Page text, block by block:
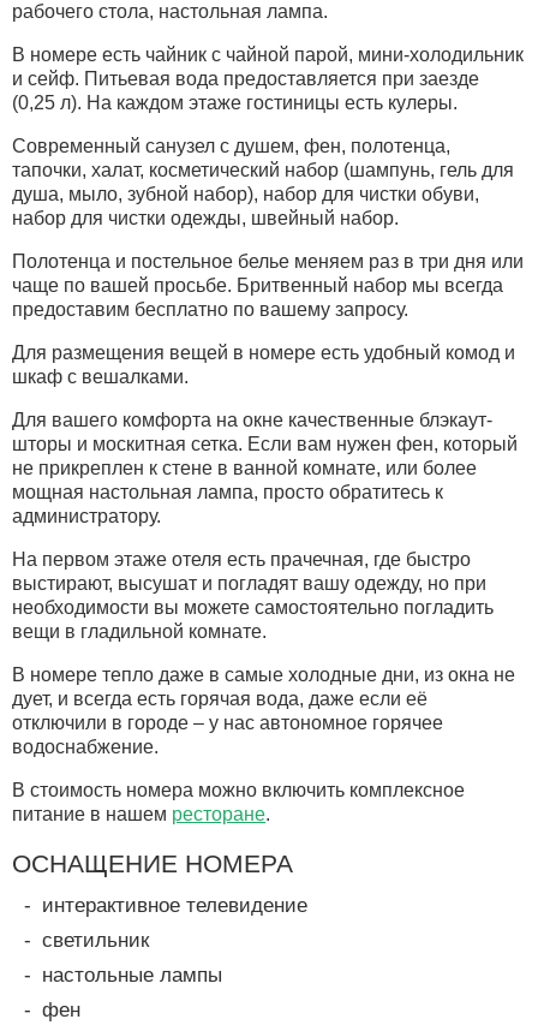
рабочего стола, настольная лампа.
В номере есть чайник с чайной парой, мини-холодильник
и сейф. Питьевая вода предоставляется при заезде
(0,25 л). На каждом этаже гостиницы есть кулеры.
Современный санузел с душем, фен, полотенца,
тапочки, халат, косметический набор (шампунь, гель для
душа, мыло, зубной набор), набор для чистки обуви,
набор для чистки одежды, швейный набор.
Полотенца и постельное белье меняем раз в три дня или
чаще по вашей просьбе. Бритвенный набор мы всегда
предоставим бесплатно по вашему запросу.
Для размещения вещей в номере есть удобный комод и
шкаф с вешалками.
Для вашего комфорта на окне качественные блэкаут-
шторы и москитная сетка. Если вам нужен фен, который
не прикреплен к стене в ванной комнате, или более
мощная настольная лампа, просто обратитесь к
администратору.
На первом этаже отеля есть прачечная, где быстро
выстирают, высушат и погладят вашу одежду, но при
необходимости вы можете самостоятельно погладить
вещи в гладильной комнате.
В номере тепло даже в самые холодные дни, из окна не
дует, и всегда есть горячая вода, даже если её
отключили в городе – у нас автономное горячее
водоснабжение.
В стоимость номера можно включить комплексное
питание в нашем ресторане.
ОСНАЩЕНИЕ НОМЕРА
интерактивное телевидение
светильник
настольные лампы
фен